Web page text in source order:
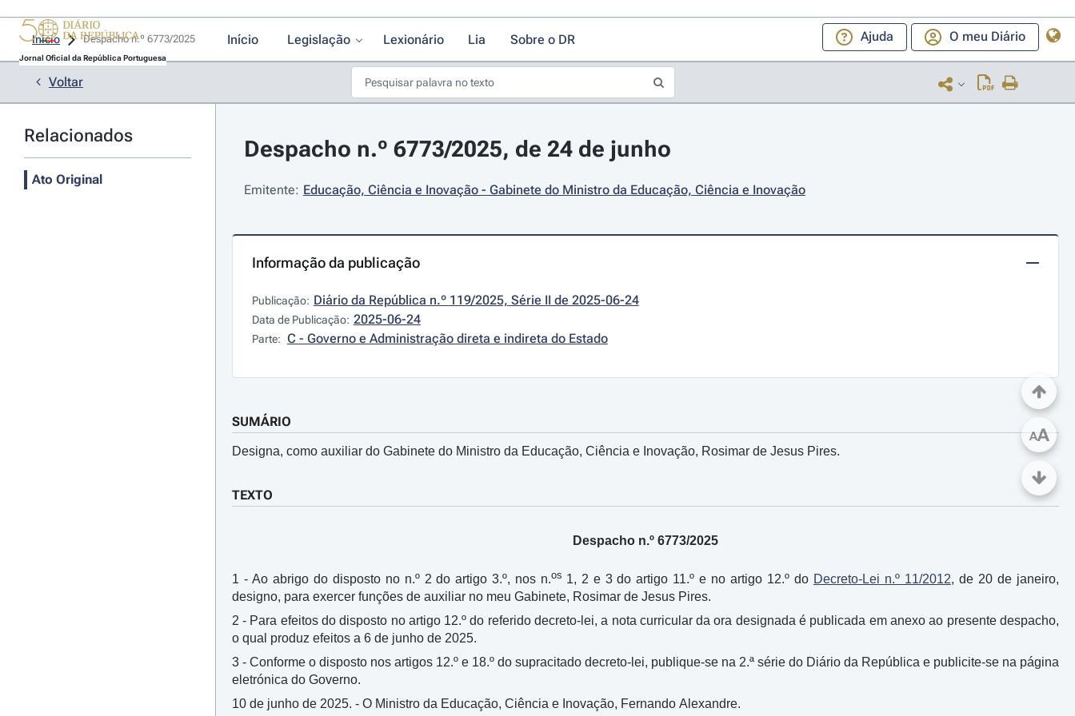
Jornal Oficial da República Portuguesa
Início Legislação Lexionário Lia Sobre o DR Ajuda O meu Diário
Início
Voltar
Relacionados
Ato Original
Despacho n.º 6773/2025, de 24 de junho
Emitente: Educação, Ciência e Inovação - Gabinete do Ministro da Educação, Ciência e Inovação
Informação da publicação
Publicação: Diário da República n.º 119/2025, Série II de 2025-06-24
Data de Publicação: 2025-06-24
Parte: C - Governo e Administração direta e indireta do Estado
SUMÁRIO
Designa, como auxiliar do Gabinete do Ministro da Educação, Ciência e Inovação, Rosimar de Jesus Pires.
TEXTO
Despacho n.º 6773/2025
1 - Ao abrigo do disposto no n.º 2 do artigo 3.º, nos n.os 1, 2 e 3 do artigo 11.º e no artigo 12.º do Decreto-Lei n.º 11/2012, de 20 de janeiro,
designo, para exercer funções de auxiliar no meu Gabinete, Rosimar de Jesus Pires.
2 - Para efeitos do disposto no artigo 12.º do referido decreto-lei, a nota curricular da ora designada é publicada em anexo ao presente despacho,
o qual produz efeitos a 6 de junho de 2025.
3 - Conforme o disposto nos artigos 12.º e 18.º do supracitado decreto-lei, publique-se na 2.ª série do Diário da República e publicite-se na página
eletrónica do Governo.
10 de junho de 2025. - O Ministro da Educação, Ciência e Inovação, Fernando Alexandre.
AA